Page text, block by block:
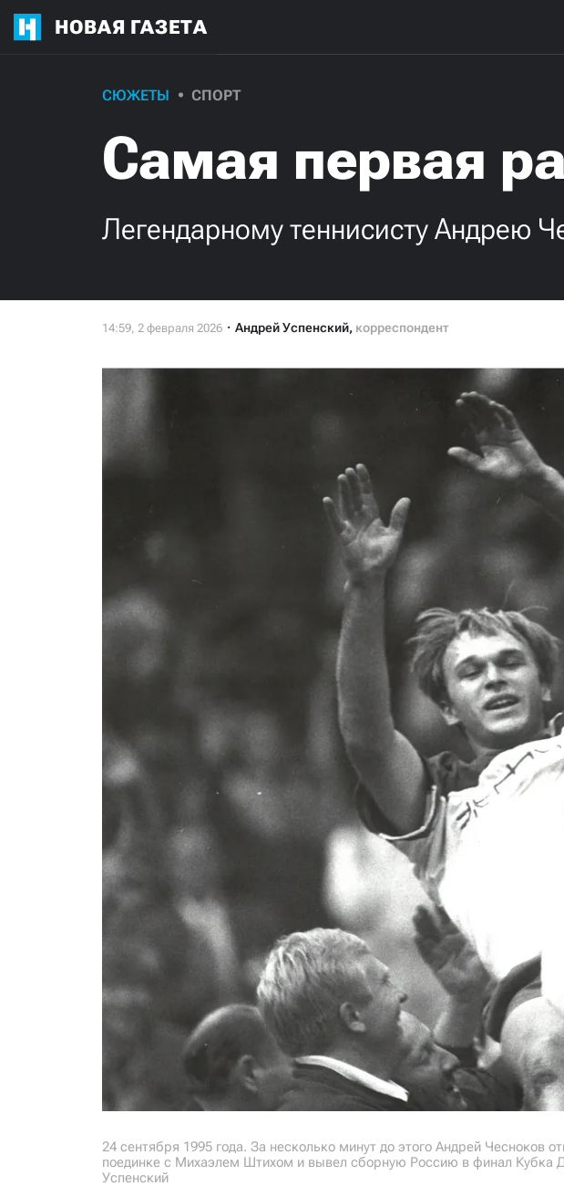
НОВАЯ ГАЗЕТА
СЮЖЕТЫ СПОРТ
Самая первая
Легендарному теннисисту Андрею
Андрей Успенский, корреспондент
24 сентября 1995 года. За несколько минут до этого Андрей Чесноков
поединке с Михаэлем Штихом и вывел сборную Россию в финал Кубка
Успенский